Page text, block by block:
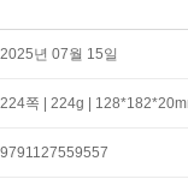
2025년 07월 15일
224쪽 | 224g |
9791127559557